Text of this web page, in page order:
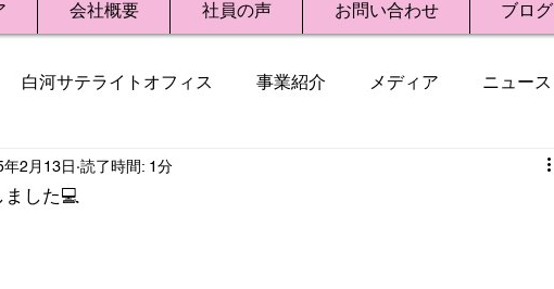
会社概要 社員の声 お問い合わせ ブログ
白河サテライトオフィス 事業紹介 メディア ニュース
ース Small Talk
ました💻
年2月13日 読了時間: 1分